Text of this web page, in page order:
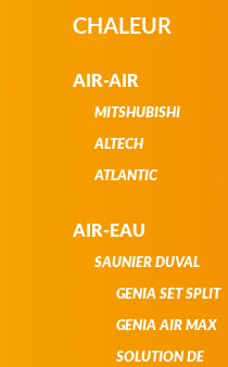
CHALEUR
AIR-AIR
MITSHUBISHI
ALTECH
ATLANTIC
AIR-EAU
SAUNIER DUVAL
GENIA SET SPLIT
GENIA AIR MAX
SOLUTION DE